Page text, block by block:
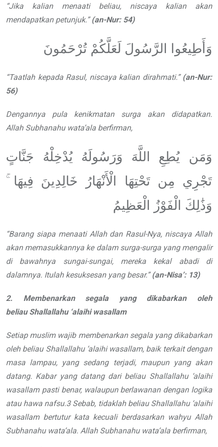
“Jika kalian menaati beliau, niscaya
kalian akan
mendapatkan petunjuk.” (an-Nur: 54)
وَأَطِيعُوا الرَّسُولَ لَعَلَّكُمْ تُرْحَمُونَ
“Taatlah kepada Rasul, niscaya kalian dirahmati.” (an-Nur:
56)
Dengannya pula kenikmatan surga
akan didapatkan.
Allah Subhanahu wata’ala berfirman,
وَمَن يُطِعِ اللَّهَ وَرَسُولَهُ يُدْخِلْهُ جَنَّاتٍ
تَجْرِي مِن تَحْتِهَا الْأَنْهَارُ خَالِدِينَ فِيهَا ۚ
وَذَٰلِكَ الْفَوْزُ الْعَظِيمُ
“Barang siapa menaati Allah dan Rasul-Nya, niscaya Allah
akan memasukkannya ke dalam surga-surga yang mengalir
di bawahnya sungai-sungai,
mereka kekal abadi di
dalamnya. Itulah kesuksesan yang besar.” (an-Nisa’: 13)
2. Membenarkan segala yang
dikabarkan oleh
beliau Shallallahu ‘alaihi wasallam
Setiap muslim wajib membenarkan segala yang dikabarkan
oleh beliau Shallallahu ‘alaihi wasallam, baik terkait dengan
masa lampau, yang sedang terjadi, maupun yang akan
datang. Kabar yang datang dari beliau Shallallahu ‘alaihi
wasallam pasti benar, walaupun berlawanan dengan logika
atau hawa nafsu.3 Sebab, tidaklah beliau Shallallahu ‘alaihi
wasallam bertutur kata kecuali berdasarkan wahyu Allah
Subhanahu wata’ala. Allah Subhanahu wata’ala berfirman,